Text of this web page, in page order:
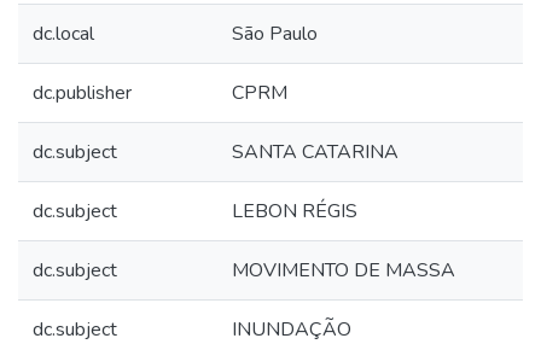
dc.local São Paulo
dc.publisher CPRM
dc.subject SANTA CATARINA
dc.subject LEBON RÉGIS
dc.subject MOVIMENTO DE MASSA
dc.subject INUNDAÇÃO